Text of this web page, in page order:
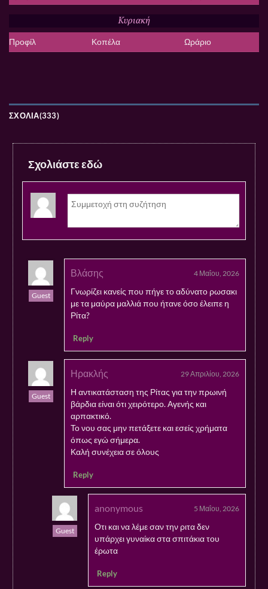
Κυριακή
Προφίλ Κοπέλα Ωράριο
ΣΧΌΛΙΑ(333)
Σχολιάστε εδώ
Guest
Βλάσης 4 Μαΐου, 2026
Γνωρίζει κανείς που πήγε το αδύνατο ρωσακι
με τα μαύρα μαλλιά που ήτανε όσο έλειπε η
Ρίτα?
Reply
Guest
Ηρακλής 29 Απριλίου, 2026
Η αντικατάσταση της Ρίτας για την πρωινή
βάρδια είναι ότι χειρότερο. Αγενής και
αρπακτικό.
Το νου σας μην πετάξετε και εσείς χρήματα
όπως εγώ σήμερα.
Καλή συνέχεια σε όλους
Reply
Guest
anonymous 5 Μαΐου, 2026
Οτι και να λέμε σαν την ριτα δεν
υπάρχει γυναίκα στα σπιτάκια του
έρωτα
Reply